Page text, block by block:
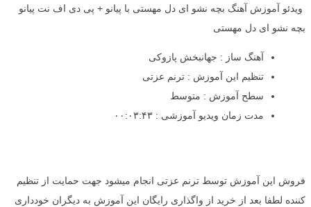
ویدئو آموزش آهنگ بچه نشو ای دل مهستی با پیانو + پی دی اف نت پیانو
بچه نشو ای دل مهستی
آهنگ ساز : جهانبخش پازوکی
تنظیم این آموزش : ترنم عزتی
سطح آموزش : متوسط
مدت زمان ویدیو آموزشی : ۰۰:۰۳:۴۳
فروش این آموزش توسط ترنم عزتی انجام میشود جهت حمایت از تنظیم
کننده لطفا بعد از خرید از واگذاری رایگان این آموزش به دیگران خودداری